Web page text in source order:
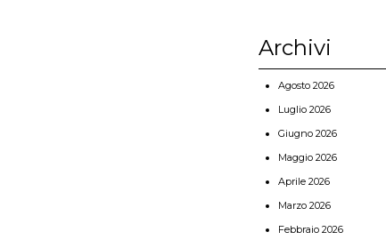
Archivi
Agosto 2026
Luglio 2026
Giugno 2026
Maggio 2026
Aprile 2026
Marzo 2026
Febbraio 2026